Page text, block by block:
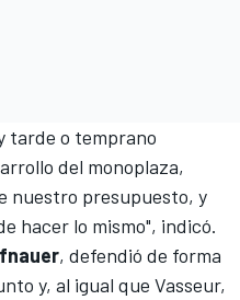
tarde o temprano
del monoplaza,
nuestro presupuesto, y
hacer lo mismo", indicó.
, defendió de forma
y, al igual que Vasseur,